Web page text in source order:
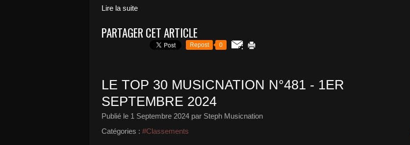
Lire la suite
PARTAGER CET ARTICLE
Repost 0
LE TOP 30 MUSICNATION N°481 - 1ER
SEPTEMBRE 2024
Publié le 1 Septembre 2024 par Steph Musicnation
Catégories : #Classements